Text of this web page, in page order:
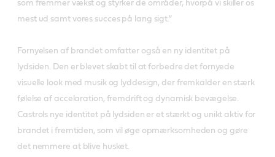
som fremmer vækst og styrker de områder, hvorpå vi skiller os
mest ud samt vores succes på lang sigt.”
Fornyelsen af brandet omfatter også en ny identitet på
lydsiden. Den er blevet skabt til at forbedre det fornyede
visuelle look med musik og lyddesign, der fremkalder en stærk
følelse af accelaration, fremdrift og dynamisk bevægelse.
Castrols nye identitet på lydsiden er et stærkt og unikt aktiv for
brandet i fremtiden, som vil øge opmærksomheden og gøre
det nemmere at blive husket.